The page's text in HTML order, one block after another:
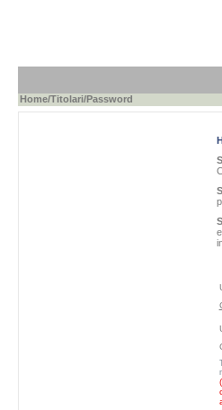
Home/Titolari/Password